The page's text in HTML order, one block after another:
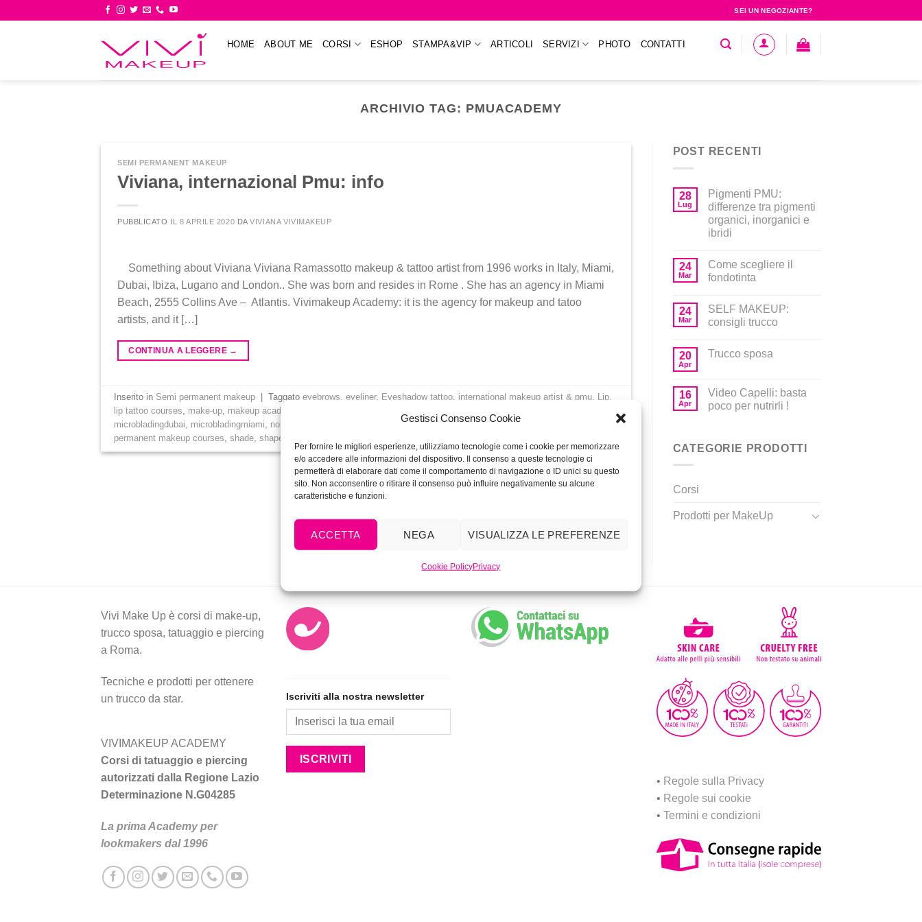
Gestisci Consenso Cookie
Per fornire le migliori esperienze, utilizziamo tecnologie come i cookie per memorizzare
e/o accedere alle informazioni del dispositivo. Il consenso a queste tecnologie ci
permetterà di elaborare dati come il comportamento di navigazione o ID unici su questo
sito. Non acconsentire o ritirare il consenso può influire negativamente su alcune
caratteristiche e funzioni.
ACCETTA NEGA VISUALIZZA LE PREFERENZE
Cookie PolicyPrivacy
SEI UN NEGOZIANTE?
HOME ABOUT ME CORSI ESHOP STAMPA&VIP ARTICOLI SERVIZI PHOTO CONTATTI
ARCHIVIO TAG: PMUACADEMY
SEMI PERMANENT MAKEUP
Viviana, internazional Pmu: info
PUBBLICATO IL 8 APRILE 2020 DAVIVIANA VIVIMAKEUP
Something about Viviana Viviana Ramassotto makeup & tattoo artist from 1996 works in Italy, Miami,
Dubai, Ibiza, Lugano and London.. She was born and resides in Rome . She has an agency in Miami
Beach, 2555 Collins Ave – Atlantis. Vivimakeup Academy: it is the agency for makeup and tatoo
artists, and it […]
CONTINUA A LEGGERE →
Inserito in Semi permanent makeup Taggatoeyebrows,eyeliner, Eyeshadow tattoo, international makeup artist & pmu, Lip,
lip tattoo courses, make-up, makeup academy
microbladingdubai, microbladingmiami, nose contouring pmu classes,Pmu lessons ,pmuacademy
permanent makeup courses,shade,shape
POST RECENTI
28
Lug
Pigmenti PMU:
differenze tra pigmenti
organici, inorganici e
ibridi
24
Mar
Come scegliere il
fondotinta
24
Mar
SELF MAKEUP:
consigli trucco
20
Apr
Trucco sposa
16
Apr
Video Capelli: basta
poco per nutrirli !
CATEGORIE PRODOTTI
Corsi
Prodotti per MakeUp
Vivi Make Up è corsi di make-up,
trucco sposa, tatuaggio e piercing
a Roma.
Tecniche e prodotti per ottenere
un trucco da star.
VIVIMAKEUP ACADEMY
Corsi di tatuaggio e piercing
autorizzati dalla Regione Lazio
Determinazione N.G04285
La prima Academy per
lookmakers dal 1996
Iscriviti alla nostra newsletter
• Regole sulla Privacy
• Regole sui cookie
• Termini e condizioni